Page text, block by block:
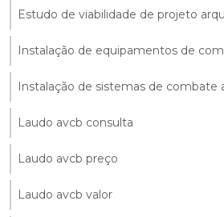
Estudo de viabilidade de projeto
Instalação de equipamentos de
Instalação de sistemas de combate
Laudo avcb consulta
Laudo avcb preço
Laudo avcb valor